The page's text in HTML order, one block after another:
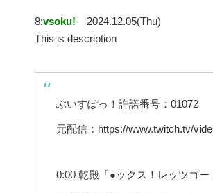
8:vsoku!
2024.12.05(Thu)
This is description
ぶいすぽっ！許諾番号：01072
元配信：https://www.twitch.tv/
0:00 乾殿「●ックス！レッツゴー